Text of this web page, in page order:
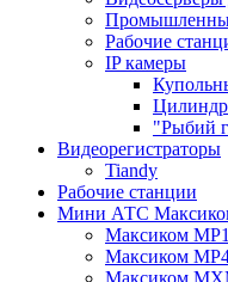
Рабочие
IP камеры
"Рыбий
Видеорегистраторы
Tiandy
Рабочие станции
Мини АТС
Максиком
Максиком
Максиком